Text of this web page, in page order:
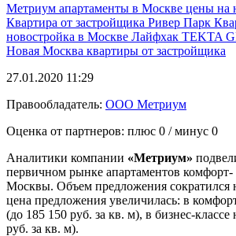
Метриум апартаменты в Москве цены на
Квартира от застройщика Ривер Парк
новостройка в Москве Лайфхак TEKTA
Новая Москва квартиры от застройщика
27.01.2020 11:29
Правообладатель: ООО Метриум
Оценка от партнеров: плюс 0 / минус 0
Аналитики компании «Метриум»
первичном рынке апартаментов комфорт-
Москвы. Объем предложения сократился
цена предложения увеличилась: в
(до 185 150 руб. за кв. м), в бизнес-
руб. за кв. м).